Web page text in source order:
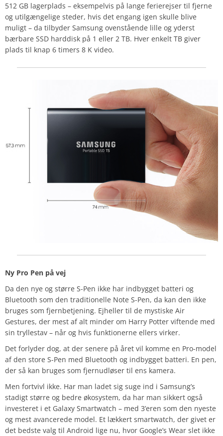
512 GB lagerplads – eksempelvis på lange ferierejser til fjerne
og utilgængelige steder, hvis det engang igen skulle blive
muligt – da tilbyder Samsung ovenstående lille og yderst
bærbare SSD harddisk på 1 eller 2 TB. Hver enkelt TB giver
plads til knap 6 timers 8 K video.
Ny Pro Pen på vej
Da den nye og større S-Pen ikke har indbygget batteri og
Bluetooth som den traditionelle Note S-Pen, da kan den ikke
bruges som fjernbetjening. Ejheller til de mystiske Air
Gestures, der mest af alt minder om Harry Potter viftende med
sin tryllestav – når og hvis funktionerne ellers virker.
Det forlyder dog, at der senere på året vil komme en Pro-model
af den store S-Pen med Bluetooth og indbygget batteri. En pen,
der så kan bruges som fjernudløser til ens kamera.
Men fortvivl ikke. Har man ladet sig suge ind i Samsung’s
stadigt større og bedre økosystem, da har man sikkert også
investeret i et Galaxy Smartwatch – med 3’eren som den nyeste
og mest avancerede model. Et lækkert smartwatch, der givet er
det bedste valg til Android lige nu, hvor Google’s Wear slet ikke